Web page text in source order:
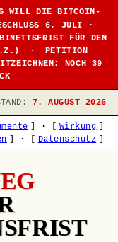
WILL DIE BITCOIN-
6. JULI ·
FÜR DEN
·
PETITION
NOCH 39
7. AUGUST 2026
· Wirkung
· Datenschutz